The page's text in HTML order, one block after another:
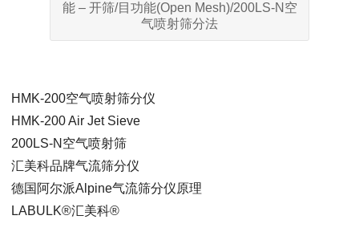
能 – 开筛/目功能(Open Mesh)/200LS-N空
气喷射筛分法
HMK-200空气喷射筛分仪
HMK-200 Air Jet Sieve
200LS-N空气喷射筛
汇美科品牌气流筛分仪
德国阿尔派Alpine气流筛分仪原理
LABULK®汇美科®